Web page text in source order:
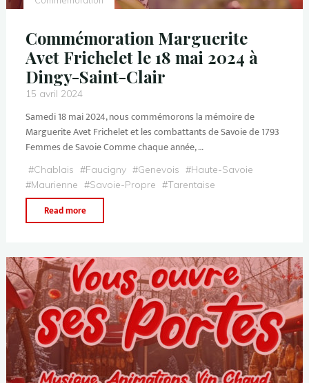
Commémoration Marguerite
Avet Frichelet le 18 mai 2024 à
Dingy-Saint-Clair
15 avril 2024
Samedi 18 mai 2024, nous commémorons la mémoire de
Marguerite Avet Frichelet et les combattants de Savoie de 1793
Femmes de Savoie Comme chaque année, …
#Chablais #Faucigny #Genevois #Haute-Savoie
#Maurienne #Savoie-Propre #Tarentaise
Read more